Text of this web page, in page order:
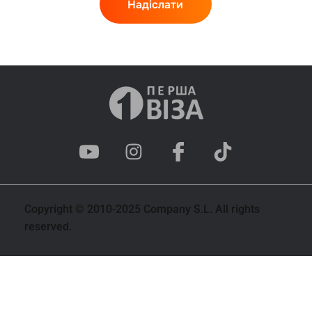
Copyright © 2010-2025 Company S.L. All rights
reserved.